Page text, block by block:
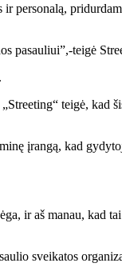
personalą,
pasauliui”,-teigė
teigė, kad
įrangą, kad
ir aš manau, kad tai
sveikatos